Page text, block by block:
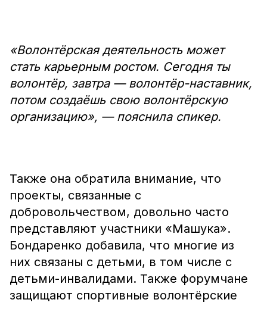
«Волонтёрская деятельность может
стать карьерным ростом. Сегодня ты
волонтёр, завтра — волонтёр-наставник,
потом создаёшь свою волонтёрскую
организацию», — пояснила спикер.
Также она обратила внимание, что
проекты, связанные с
добровольчеством, довольно часто
представляют участники «Машука».
Бондаренко добавила, что многие из
них связаны с детьми, в том числе с
детьми-инвалидами. Также форумчане
защищают спортивные волонтёрские